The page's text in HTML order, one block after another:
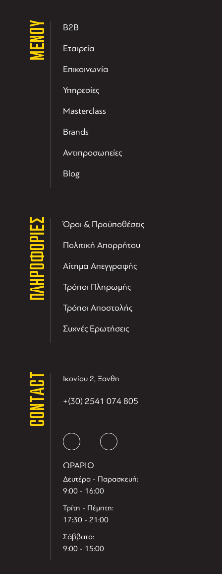
ΜΕΝΟΥ B2B
Εταιρεία
Επικοινωνία
Υπηρεσίες
Masterclass
Brands
Αντιπροσωπείες
Blog
ΠΛΗΡΟΦΟΡΙΕΣ Όροι & Προϋποθέσεις
Πολιτική Απορρήτου
Αίτημα Απεγγραφής
Τρόποι Πληρωμής
Τρόποι Αποστολής
Συχνές Ερωτήσεις
CONTACT Ικονίου 2, Ξανθη
+(30) 2541 074 805
ΩΡΑΡΙΟ
Δευτέρα - Παρασκευή:
9:00 - 16:00
Τρίτη - Πέμπτη:
17:30 - 21:00
Σάββατο:
9:00 - 15:00